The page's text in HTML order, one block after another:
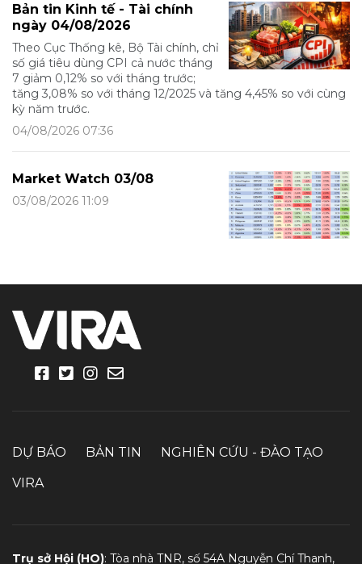
Bản tin Kinh tế - Tài chính
ngày 04/08/2026
Theo Cục Thống kê, Bộ Tài chính, chỉ
số giá tiêu dùng CPI cả nước tháng
7 giảm 0,12% so với tháng trước;
tăng 3,08% so với tháng 12/2025 và tăng 4,45% so với cùng
kỳ năm trước.
04/08/2026 07:36
Market Watch 03/08
03/08/2026 11:09
DỰ BÁO BẢN TIN
NGHIÊN CỨU - ĐÀO TẠO
VIRA
Trụ sở Hội (HO): Tòa nhà TNR, số 54A Nguyễn Chí Thanh,